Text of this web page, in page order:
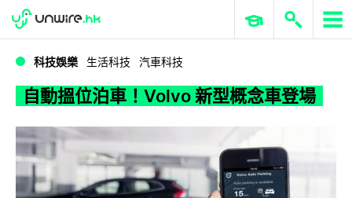
自動搵位泊車！Volvo 新型概念車登場
WWDC 2026 ERP 與商業 AI
科技娛樂 生活科技 汽車科技
自動搵位泊車！Volvo 新型概念車登場